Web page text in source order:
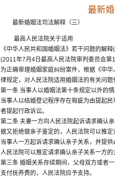
最新
最新婚姻法司法解释（三）
最高人民法院关于适用
《中华人民共和国婚姻法》若干问题的解释
(2011年7月4日最高人民法院审判委员会第
为正确审理婚姻家庭纠纷案件，根据《中
律规定，对人民法院适用婚姻法的有关问题
第一条 当事人以婚姻法第十条规定以外的
当事人以结婚登记程序存在瑕疵为由提起
者提起行政诉讼。
第二条 夫妻一方向人民法院起诉请求确认
据又拒绝做亲子鉴定的，人民法院可以推定
当事人一方起诉请求确认亲子关系，并提
人民法院可以推定请求确认亲子关系一方的
第三条 婚姻关系存续期间，父母双方或者
支付抚养费的，人民法院应予支持。